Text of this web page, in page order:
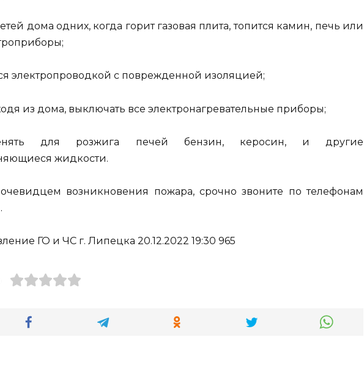
дома одних, когда горит газовая плита, топится камин, печь или
электропроводкой с поврежденной изоляцией;
из дома, выключать все электронагревательные приборы;
для розжига печей бензин, керосин, и другие
жидкости.
возникновения пожара, срочно звоните по телефонам
ГО и ЧС г. Липецка 20.12.2022 19:30 965